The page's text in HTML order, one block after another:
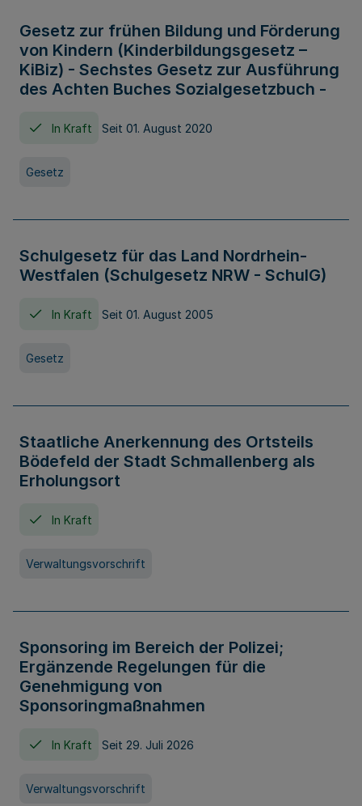
Gesetz zur frühen Bildung und Förderung
von Kindern (Kinderbildungsgesetz –
KiBiz) - Sechstes Gesetz zur Ausführung
des Achten Buches Sozialgesetzbuch -
In Kraft Seit 01. August 2020
Gesetz
Schulgesetz für das Land Nordrhein-
Westfalen (Schulgesetz NRW - SchulG)
In Kraft Seit 01. August 2005
Gesetz
Staatliche Anerkennung des Ortsteils
Bödefeld der Stadt Schmallenberg als
Erholungsort
In Kraft
Verwaltungsvorschrift
Sponsoring im Bereich der Polizei;
Ergänzende Regelungen für die
Genehmigung von
Sponsoringmaßnahmen
In Kraft Seit 29. Juli 2026
Verwaltungsvorschrift